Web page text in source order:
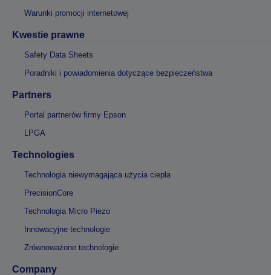
Warunki promocji internetowej
Kwestie prawne
Safety Data Sheets
Poradniki i powiadomienia dotyczące bezpieczeństwa
Partners
Portal partnerów firmy Epson
LPGA
Technologies
Technologia niewymagająca użycia ciepła
PrecisionCore
Technologia Micro Piezo
Innowacyjne technologie
Zrównoważone technologie
Company